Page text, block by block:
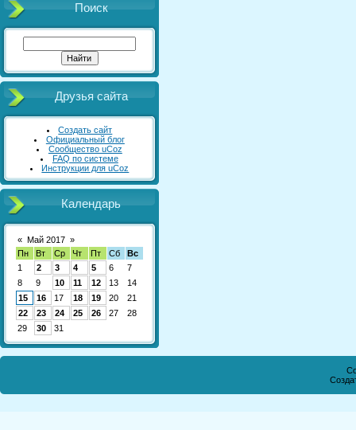
Поиск
Друзья сайта
Создать сайт
Официальный блог
Сообщество uCoz
FAQ по системе
Инструкции для uCoz
Календарь
« Май 2017 »
Пн
Вт Ср Чт Пт Сб
Вс
1
2 3 4 5 6
7
8
9 10 11 12 13
14
15
16 17 18 19 20
21
22
23 24 25 26 27
28
29
30 31